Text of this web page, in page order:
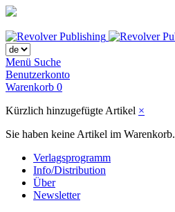
Menü Suche
Benutzerkonto
Warenkorb 0
Kürzlich hinzugefügte Artikel ×
Sie haben keine Artikel im Warenkorb.
Verlagsprogramm
Info/Distribution
Über
Newsletter